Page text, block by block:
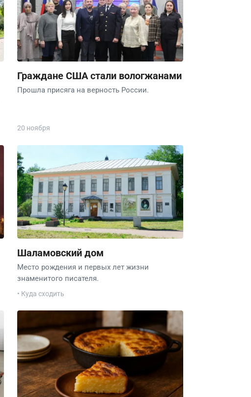
Граждане США стали вологжанами
Прошла присяга на верность России.
20 ноября
Шаламовcкий дом
Место рождения и первых лет жизни
знаменитого писателя.
• Куда сходить